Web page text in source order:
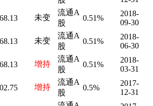
未变
流通A
股
0.51%
2018-
09-30
未变
流通A
股
0.51%
2018-
06-30
增持
流通A
股
0.51%
2018-
03-31
增持
流通A
股
0.5%
2017-
12-31